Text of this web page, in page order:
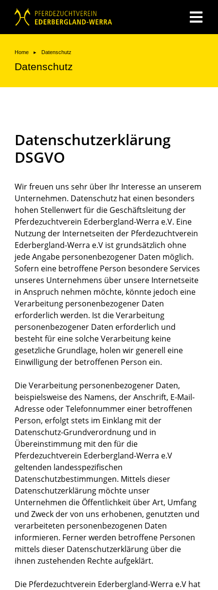
You are here:
Home Datenschutz
Datenschutz
Datenschutzerklärung
DSGVO
Wir freuen uns sehr über Ihr Interesse an unserem
Unternehmen. Datenschutz hat einen besonders
hohen Stellenwert für die Geschäftsleitung der
Pferdezuchtverein Ederbergland-Werra e.V. Eine
Nutzung der Internetseiten der Pferdezuchtverein
Ederbergland-Werra e.V ist grundsätzlich ohne
jede Angabe personenbezogener Daten möglich.
Sofern eine betroffene Person besondere Services
unseres Unternehmens über unsere Internetseite
in Anspruch nehmen möchte, könnte jedoch eine
Verarbeitung personenbezogener Daten
erforderlich werden. Ist die Verarbeitung
personenbezogener Daten erforderlich und
besteht für eine solche Verarbeitung keine
gesetzliche Grundlage, holen wir generell eine
Einwilligung der betroffenen Person ein.
Die Verarbeitung personenbezogener Daten,
beispielsweise des Namens, der Anschrift, E-Mail-
Adresse oder Telefonnummer einer betroffenen
Person, erfolgt stets im Einklang mit der
Datenschutz-Grundverordnung und in
Übereinstimmung mit den für die
Pferdezuchtverein Ederbergland-Werra e.V
geltenden landesspezifischen
Datenschutzbestimmungen. Mittels dieser
Datenschutzerklärung möchte unser
Unternehmen die Öffentlichkeit über Art, Umfang
und Zweck der von uns erhobenen, genutzten und
verarbeiteten personenbezogenen Daten
informieren. Ferner werden betroffene Personen
mittels dieser Datenschutzerklärung über die
ihnen zustehenden Rechte aufgeklärt.
Die Pferdezuchtverein Ederbergland-Werra e.V hat